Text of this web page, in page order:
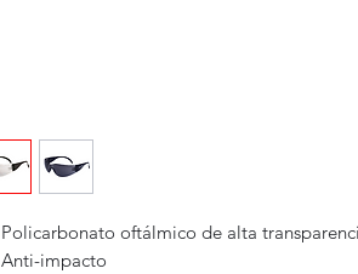
Policarbonato oftálmico de alta
Anti-impacto